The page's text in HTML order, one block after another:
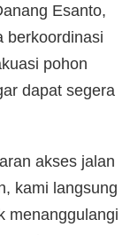
Esanto,
berkoordinasi
pohon
dapat segera
akses jalan
kami langsung
menanggulangi